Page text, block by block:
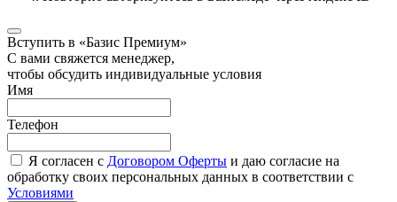
Вступить в «Базис Премиум»
С вами свяжется менеджер,
чтобы обсудить индивидуальные условия
Имя
Телефон
Я согласен с Договором Оферты и даю согласие на
обработку своих персональных данных в соответствии с
Условиями